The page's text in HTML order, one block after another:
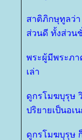
สาติภิกษุทูลว่า
ส่วนดี ทั้งส่วน
พระผู้มีพระภา
เล่า
ดูกรโมฆบุรุษ
ปริยายเป็นอ
ดูกรโมฆบุรุษ